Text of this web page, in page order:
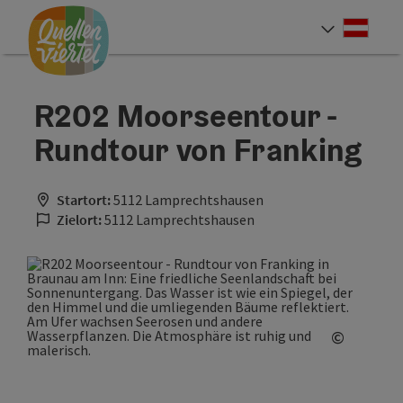
Zum Inhalt
Zur Navigation
Zum Seitenanfang
R202 Moorseentour -
Rundtour von Franking
Startort:5112 Lamprechtshausen
Zielort:5112 Lamprechtshausen
©